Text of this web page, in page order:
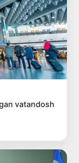
vatandosh